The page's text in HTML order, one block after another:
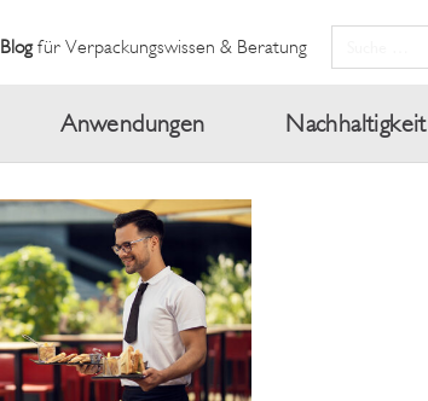
Blogfür Verpackungswissen & Beratung
Anwendungen Nachhaltigkeit